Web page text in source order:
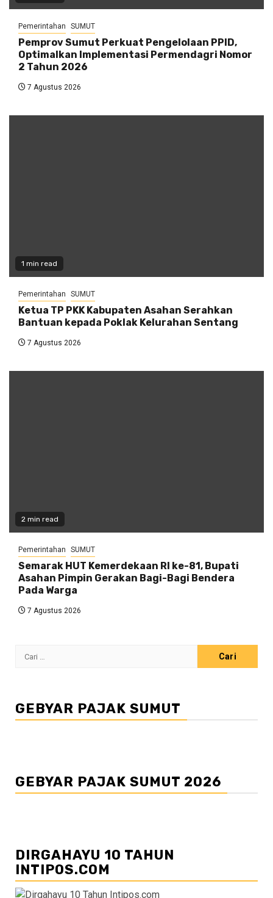
Pemerintahan SUMUT
Pemprov Sumut Perkuat Pengelolaan PPID,
Optimalkan Implementasi Permendagri Nomor
2 Tahun 2026
7 Agustus 2026
1 min read
Pemerintahan SUMUT
Ketua TP PKK Kabupaten Asahan Serahkan
Bantuan kepada Poklak Kelurahan Sentang
7 Agustus 2026
2 min read
Pemerintahan SUMUT
Semarak HUT Kemerdekaan RI ke-81, Bupati
Asahan Pimpin Gerakan Bagi-Bagi Bendera
Pada Warga
7 Agustus 2026
Cari
GEBYAR PAJAK SUMUT
GEBYAR PAJAK SUMUT 2026
DIRGAHAYU 10 TAHUN
INTIPOS.COM